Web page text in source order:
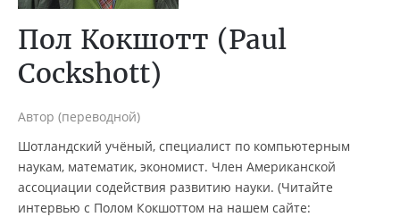
Пол Кокшотт (Paul
Cockshott)
Автор (переводной)
Шотландский учёный, специалист по компьютерным
наукам, математик, экономист. Член Американской
ассоциации содействия развитию науки. (Читайте
интервью с Полом Кокшоттом на нашем сайте: